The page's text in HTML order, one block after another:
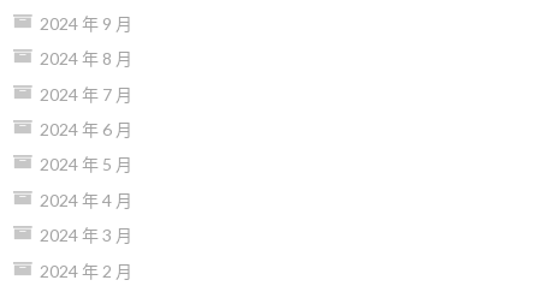
2024 年 9 月
2024 年 8 月
2024 年 7 月
2024 年 6 月
2024 年 5 月
2024 年 4 月
2024 年 3 月
2024 年 2 月